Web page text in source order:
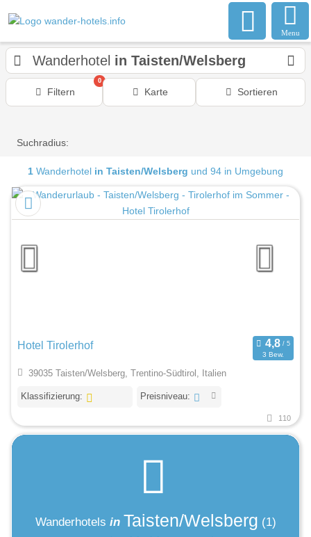
Menu
Wanderhotel in Taisten/Welsberg
Filtern
0
Karte Sortieren
Suchradius:
1 Wanderhotel in Taisten/Welsberg und 94 in Umgebung
Hotel Tirolerhof
3 Bew.
39035 Taisten/Welsberg, Trentino-Südtirol, Italien
Klassifizierung: Preisniveau:
110
Wanderhotels in Taisten/Welsberg (1)